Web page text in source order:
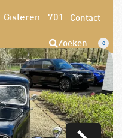
Gisteren : 701 Contact
Zoeken 0
Pech melden